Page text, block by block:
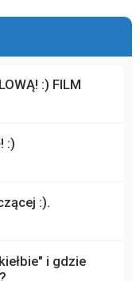
:) FILM
:)
:).
i gdzie